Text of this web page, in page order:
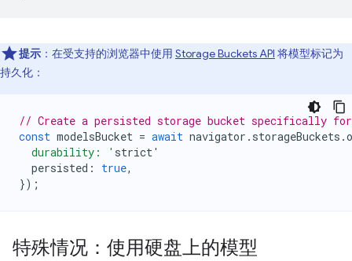
提示 ：在受支持的浏览器中使用 Storage Buckets API 将模型标记为
持久化：
// Create a persisted storage bucket specifically for
const modelsBucket = await navigator . storageBuckets .
  durability: '
strict'
persisted : true,
});
特殊情况：使用硬盘上的模型